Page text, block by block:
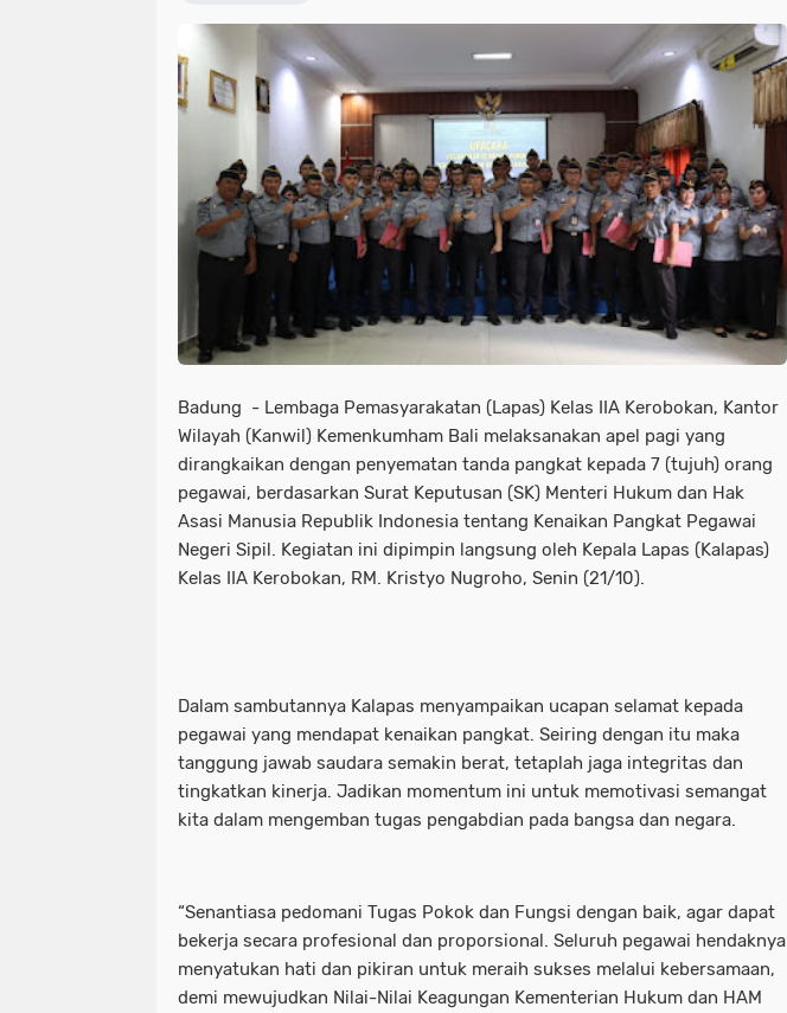
Badung - Lembaga Pemasyarakatan (Lapas) Kelas IIA Kerobokan, Kantor
Wilayah (Kanwil) Kemenkumham Bali melaksanakan apel pagi yang
dirangkaikan dengan penyematan tanda pangkat kepada 7 (tujuh) orang
pegawai, berdasarkan Surat Keputusan (SK) Menteri Hukum dan Hak
Asasi Manusia Republik Indonesia tentang Kenaikan Pangkat Pegawai
Negeri Sipil. Kegiatan ini dipimpin langsung oleh Kepala Lapas (Kalapas)
Kelas IIA Kerobokan, RM. Kristyo Nugroho, Senin (21/10).
Dalam sambutannya Kalapas menyampaikan ucapan selamat kepada
pegawai yang mendapat kenaikan pangkat. Seiring dengan itu maka
tanggung jawab saudara semakin berat, tetaplah jaga integritas dan
tingkatkan kinerja. Jadikan momentum ini untuk memotivasi semangat
kita dalam mengemban tugas pengabdian pada bangsa dan negara.
“Senantiasa pedomani Tugas Pokok dan Fungsi dengan baik, agar dapat
bekerja secara profesional dan proporsional. Seluruh pegawai hendaknya
menyatukan hati dan pikiran untuk meraih sukses melalui kebersamaan,
demi mewujudkan Nilai-Nilai Keagungan Kementerian Hukum dan HAM